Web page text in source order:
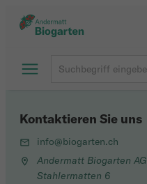
Kontaktieren Sie uns
info@biogarten.ch
Andermatt Biogarten AG
Stahlermatten 6